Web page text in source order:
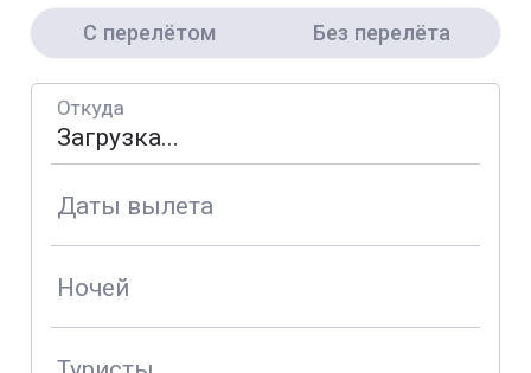
С перелётом Без перелёта
Откуда
Даты вылета
Ночей